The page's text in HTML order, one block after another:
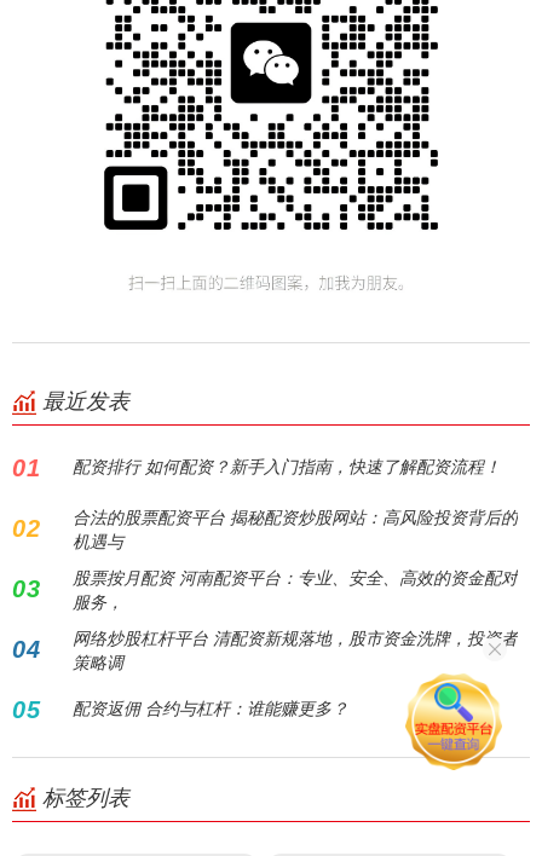
最近发表
01 配资排行 如何配资？新手入门指南，快速了解配资流程！
02
合法的股票配资平台 揭秘配资炒股网站：高风险投资背后的
机遇与
03
股票按月配资 河南配资平台：专业、安全、高效的资金配对
服务，
04
网络炒股杠杆平台 清配资新规落地，股市资金洗牌，投资者
策略调
05 配资返佣 合约与杠杆：谁能赚更多？
标签列表